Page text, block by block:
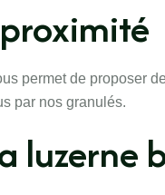
permet de proposer
par nos granulés.
luzerne